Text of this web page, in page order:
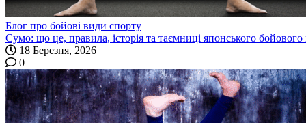
Блог про бойові види спорту
Сумо: що це, правила, історія та таємниці японського бойового
18 Березня, 2026
0